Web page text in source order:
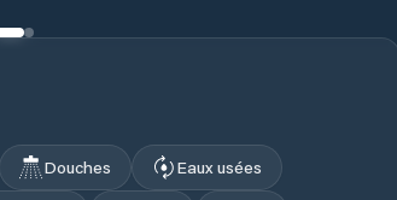
Douches
Eaux usées